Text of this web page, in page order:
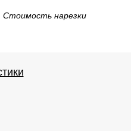
Стоимость нарезки